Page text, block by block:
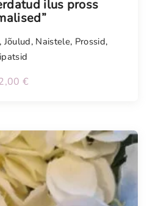
ilus pross
, Jõulud, Naistele, Prossid,
€